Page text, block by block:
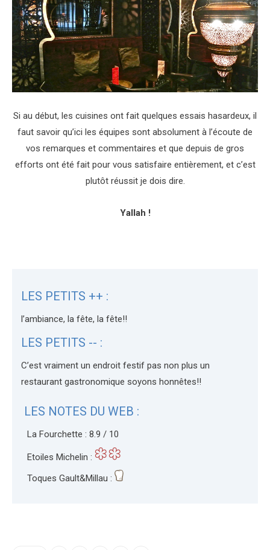
Si au début, les cuisines ont fait quelques essais hasardeux, il
faut savoir qu’ici les équipes sont absolument à l’écoute de
vos remarques et commentaires et que depuis de gros
efforts ont été fait pour vous satisfaire entièrement, et c’est
plutôt réussit je dois dire.
Yallah !
LES PETITS ++ :
l’ambiance, la fête, la fête!!
LES PETITS -- :
C’est vraiment un endroit festif pas non plus un
restaurant gastronomique soyons honnêtes!!
LES NOTES DU WEB :
La Fourchette : 8.9 / 10
Etoiles Michelin :
Toques Gault&Millau :